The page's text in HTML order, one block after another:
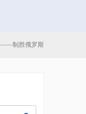
——制胜俄罗斯